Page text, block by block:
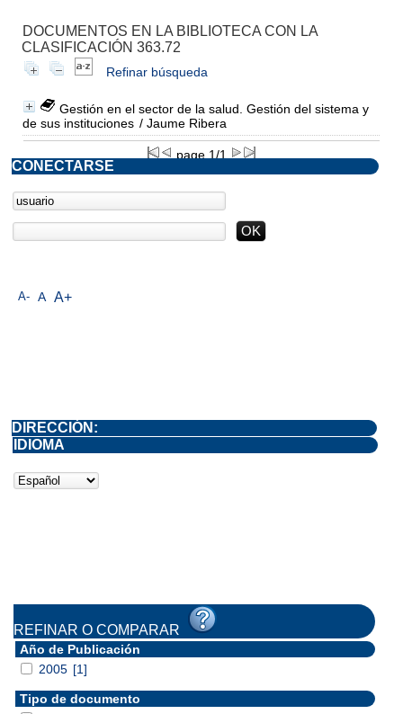
DOCUMENTOS EN LA BIBLIOTECA CON LA
CLASIFICACIÓN 363.72
Refinar búsqueda
Gestión en el sector de la salud. Gestión del sistema y
de sus instituciones / Jaume Ribera
page 1/1
A- A A+
CONECTARSE
DIRECCIÓN:
IDIOMA
REFINAR O COMPARAR
Año de Publicación
2005 [1]
Tipo de documento